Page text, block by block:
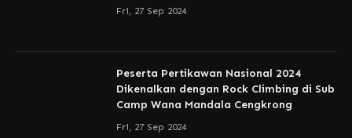
Fri, 27 Sep 2024
Peserta Pertikawan Nasional 2024
Dikenalkan dengan Rock Climbing di Sub
Camp Wana Mandala Cengkrong
Fri, 27 Sep 2024